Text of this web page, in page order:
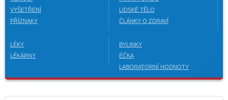
VYŠETŘENÍ
PŘÍZNAKY
LIDSKÉ TĚLO
ČLÁNKY O ZDRAVÍ
LÉKY
LÉKÁRNY
BYLINKY
ÉČKA
LABORATORNÍ HODNOTY